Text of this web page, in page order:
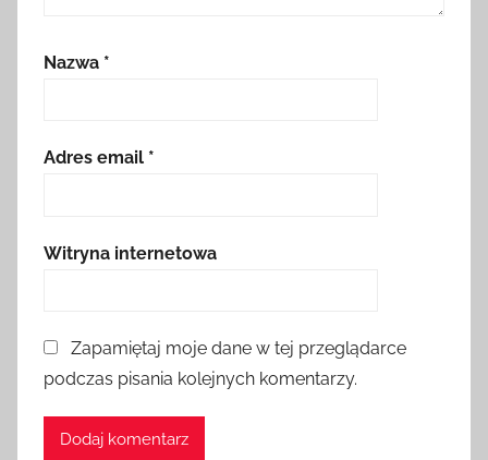
Nazwa *
Adres email *
Witryna internetowa
Zapamiętaj moje dane w tej przeglądarce
podczas pisania kolejnych komentarzy.